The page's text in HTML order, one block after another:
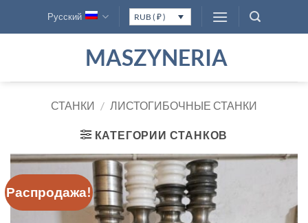
Русский RUB ( ₽ )
MASZYNERIA
СТАНКИ / ЛИСТОГИБОЧНЫЕ СТАНКИ
КАТЕГОРИИ СТАНКОВ
Распродажа!